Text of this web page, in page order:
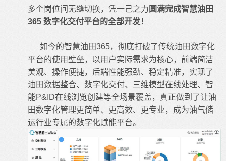
多个岗位间无缝切换，凭一己之力 圆满完成智慧油田
365 数字化交付平台的全部开发！
如今的智慧油田365，彻底打破了传统油田数字化
平台的使用壁垒，以用户实际需求为核心，前端简洁
美观、操作便捷，后端性能强劲、稳定精准，实现了
油田数据整合、数字化交付、三维模型在线处理、智
能P&ID在线浏览创建等全场景覆盖，真正做到了让油
田数字化管理更简单、更高效、更专业，成为油气储
运行业专属的数字化赋能平台。